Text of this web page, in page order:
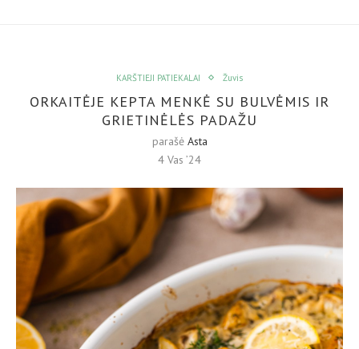
KARŠTIEJI PATIEKALAI Žuvis
ORKAITĖJE KEPTA MENKĖ SU BULVĖMIS IR
GRIETINĖLĖS PADAŽU
parašė Asta
4 Vas ’24